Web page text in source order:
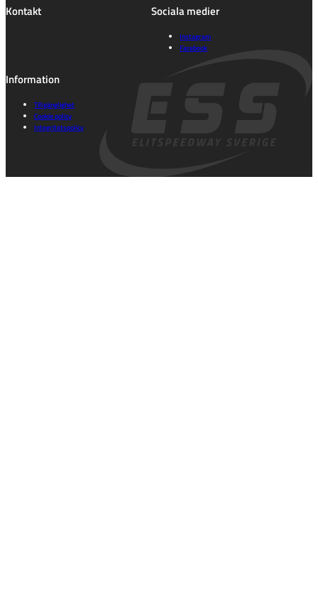
Kontakt Sociala medier
Instagram
Facebook
Information
Tillgänglighet
Cookie policy
Integritetspolicy